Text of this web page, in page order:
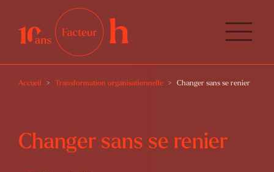
Accueil Transformation organisationnelle Changer sans se renier
Changer sans se renier